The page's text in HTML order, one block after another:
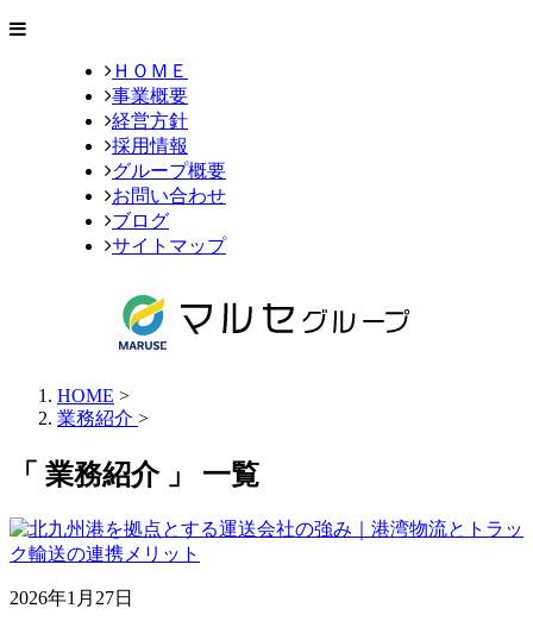
ＨＯＭＥ
事業概要
経営方針
採用情報
グループ概要
お問い合わせ
ブログ
サイトマップ
HOME >
業務紹介 >
「 業務紹介 」 一覧
2026年1月27日